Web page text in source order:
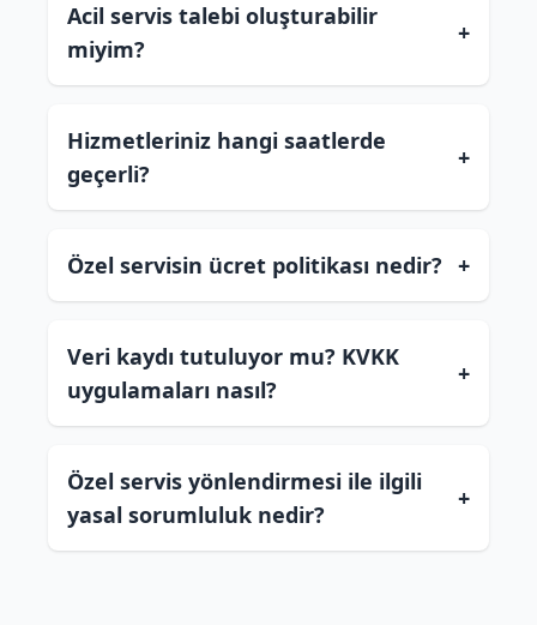
Acil servis talebi oluşturabilir
miyim?
+
Hizmetleriniz hangi saatlerde
geçerli?
+
Özel servisin ücret politikası nedir? +
Veri kaydı tutuluyor mu? KVKK
uygulamaları nasıl?
+
Özel servis yönlendirmesi ile ilgili
yasal sorumluluk nedir?
+